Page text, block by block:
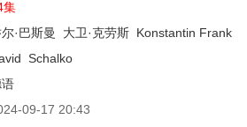
集
·巴斯曼 大卫·克劳斯 Konstantin Frank
Schalko
09-17 20:43